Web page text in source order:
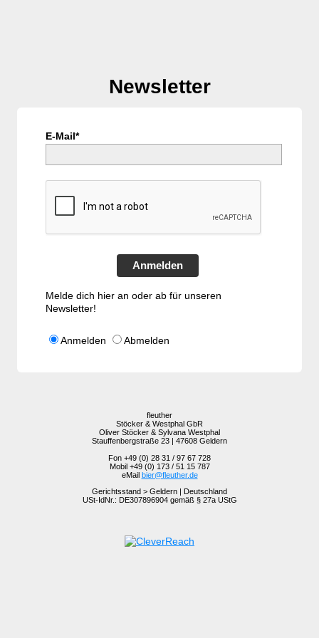
Newsletter
E-Mail*
Anmelden
Melde dich hier an oder ab für unseren
Newsletter!
Anmelden Abmelden
fleuther
Stöcker & Westphal GbR
Oliver Stöcker & Sylvana Westphal
Stauffenbergstraße 23 | 47608 Geldern
Fon +49 (0) 28 31 / 97 67 728
Mobil +49 (0) 173 / 51 15 787
eMail bier@fleuther.de
Gerichtsstand > Geldern | Deutschland
USt-IdNr.: DE307896904 gemäß § 27a UStG